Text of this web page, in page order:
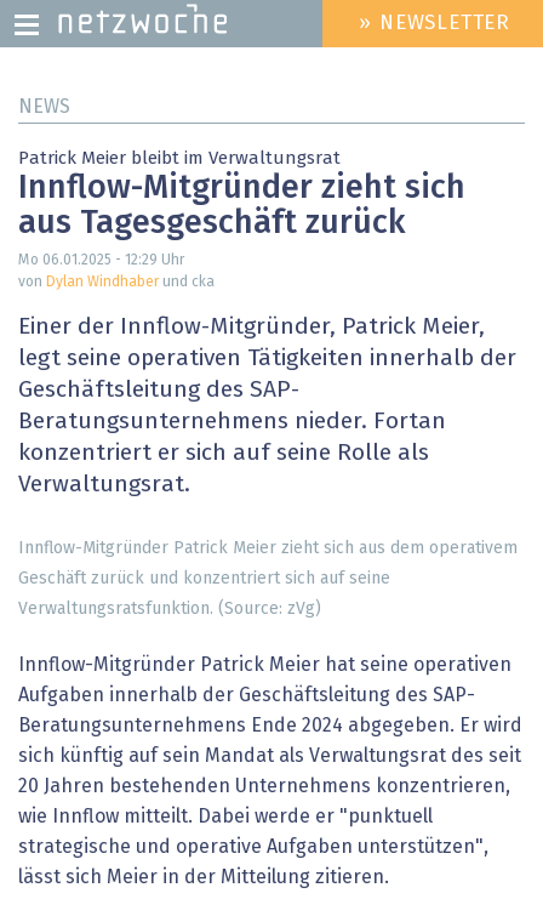
zum
HEADER
MENU
» NEWSLETTER
NEWS
Patrick Meier bleibt im Verwaltungsrat
Innflow-Mitgründer zieht sich
aus Tagesgeschäft zurück
Mo 06.01.2025 - 12:29 Uhr
von Dylan Windhaberund cka
Einer der Innflow-Mitgründer, Patrick Meier,
legt seine operativen Tätigkeiten innerhalb der
Geschäftsleitung des SAP-
Beratungsunternehmens nieder. Fortan
konzentriert er sich auf seine Rolle als
Verwaltungsrat.
Innflow-Mitgründer Patrick Meier zieht sich aus dem operativem
Geschäft zurück und konzentriert sich auf seine
Verwaltungsratsfunktion. (Source: zVg)
Innflow-Mitgründer Patrick Meier hat seine operativen
Aufgaben innerhalb der Geschäftsleitung des SAP-
Beratungsunternehmens Ende 2024 abgegeben. Er wird
sich künftig auf sein Mandat als Verwaltungsrat des seit
20 Jahren bestehenden Unternehmens konzentrieren,
wie Innflow mitteilt. Dabei werde er "punktuell
strategische und operative Aufgaben unterstützen",
lässt sich Meier in der Mitteilung zitieren.